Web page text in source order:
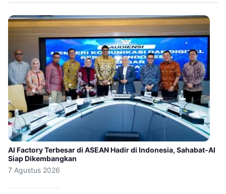
AI Factory Terbesar di ASEAN Hadir di Indonesia, Sahabat-AI
Siap Dikembangkan
7 Agustus 2026